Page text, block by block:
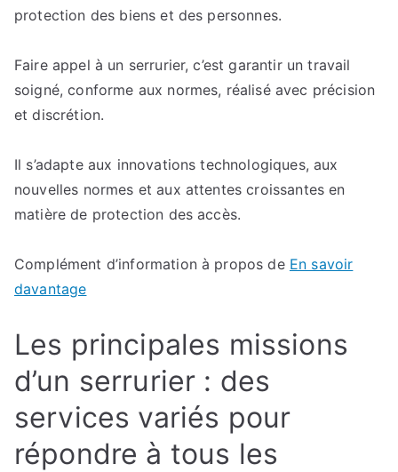
protection des biens et des personnes.
Faire appel à un serrurier, c’est garantir un travail
soigné, conforme aux normes, réalisé avec précision
et discrétion.
Il s’adapte aux innovations technologiques, aux
nouvelles normes et aux attentes croissantes en
matière de protection des accès.
Complément d’information à propos de En savoir
davantage
Les principales missions
d’un serrurier : des
services variés pour
répondre à tous les